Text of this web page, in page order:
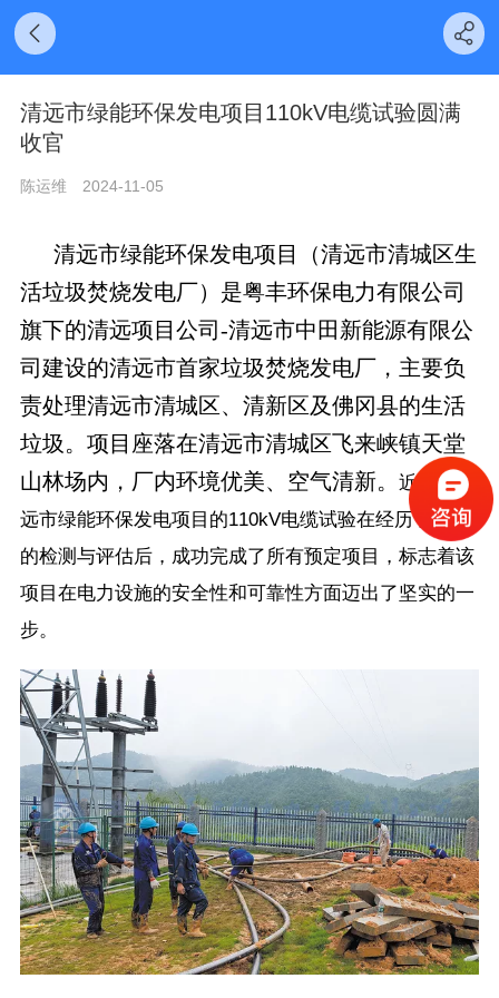
清远市绿能环保发电项目110kV电缆试验圆满
收官
陈运维 2024-11-05
清远市绿能环保发电项目（清远市清城区生
活垃圾焚烧发电厂）是粤丰环保电力有限公司
旗下的清远项目公司-清远市中田新能源有限公
司建设的清远市首家垃圾焚烧发电厂，主要负
责处理清远市清城区、清新区及佛冈县的生活
垃圾。项目座落在清远市清城区飞来峡镇天堂
山林场内，厂内环境优美、空气清新。近日，清
远市绿能环保发电项目的110kV电缆试验在经历了全面
的检测与评估后，成功完成了所有预定项目，标志着该
项目在电力设施的安全性和可靠性方面迈出了坚实的一
步。